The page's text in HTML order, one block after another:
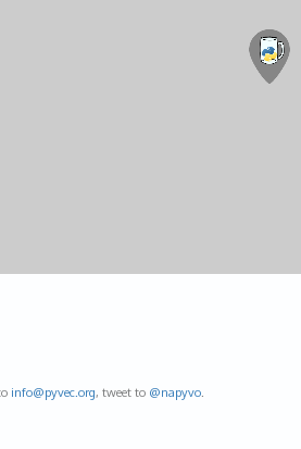
info@pyvec.org, tweet to @napyvo